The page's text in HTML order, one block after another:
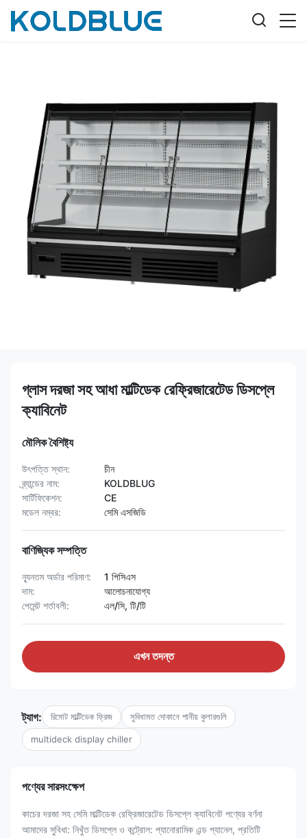
গ্লাস দরজা সহ আধা মাল্টিডেক রেফ্রিজারেটেড ডিসপ্লে
ক্যাবিনেট
মৌলিক বৈশিষ্ট্য
উৎপত্তি স্থান:
চীন
ব্র্যান্ডের নাম:
KOLDBLUG
সার্টিফিকেশন:
CE
মডেল নম্বর:
সেমি এসজিডি
বাণিজ্যিক সম্পত্তি
ন্যূনতম অর্ডার পরিমাণ:
1 পিসিএস
দাম:
আলোচনাযোগ্য
পেমেন্ট শর্তাবলী:
এল/সি, টি/টি
এখন তদন্ত
ট্যাগ: রিমোট মাল্টিডেক ফ্রিজ সুবিধামত দোকানে পানীয় কুলারগুলি
multideck display chiller
পণ্যের সারসংক্ষেপ
কাচের দরজা সহ সেমি মাল্টিডেক রেফ্রিজারেটেড ডিসপ্লে ক্যাবিনেট পণ্যের বর্ণনা
আমাদের সুবিধা: নিখুঁত ডিসপ্লে ও কন্ট্রোল: প্যানোরামিক এন্ড প্যানেল, প্রতিটি